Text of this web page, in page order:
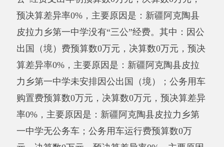
常公用经费。
（二）政府采购情况
2019年度政府采购支出总额0万元，其中：
政府采购货物支出0万元、政府采购工程支出0万
元、政府采购服务支出0万元。
授予中小企业合同金额0万元，占政府采购
支出总额的0%，其中：授予小微企业合同金额0
万元，占政府采购支出总额的0%。